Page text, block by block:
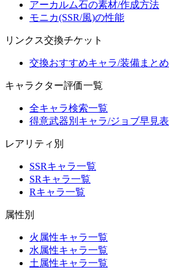
アーカルム石の素材/作成方法
モニカ(SSR/風)の性能
リンクス交換チケット
交換おすすめキャラ/装備まとめ
キャラクター評価一覧
全キャラ検索一覧
得意武器別キャラ/ジョブ早見表
レアリティ別
SSRキャラ一覧
SRキャラ一覧
Rキャラ一覧
属性別
火属性キャラ一覧
水属性キャラ一覧
土属性キャラ一覧